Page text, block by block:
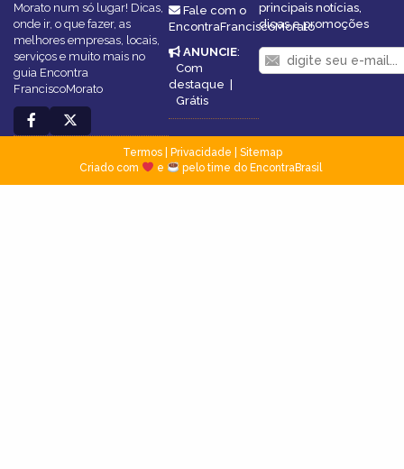
Morato num só lugar! Dicas,
onde ir, o que fazer, as
melhores empresas, locais,
serviços e muito mais no
guia Encontra
FranciscoMorato
Fale com o
EncontraFranciscoMorato
ANUNCIE:
Com
destaque
Grátis
principais notícias,
dicas e promoções
Termos| Privacidade
Sitemap
Criado com
e pelo time do EncontraBrasil